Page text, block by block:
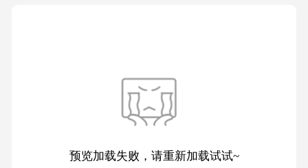
预览加载失败，请重新加载试试~